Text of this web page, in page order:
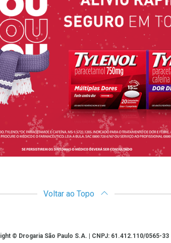
Voltar ao Topo
© Drogaria São Paulo S.A. | CNPJ: 61.412.110/0565-33